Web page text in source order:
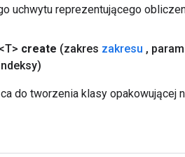
uchwytu reprezentującego
<T> create (zakres zakresu ,
do tworzenia klasy opakowującej